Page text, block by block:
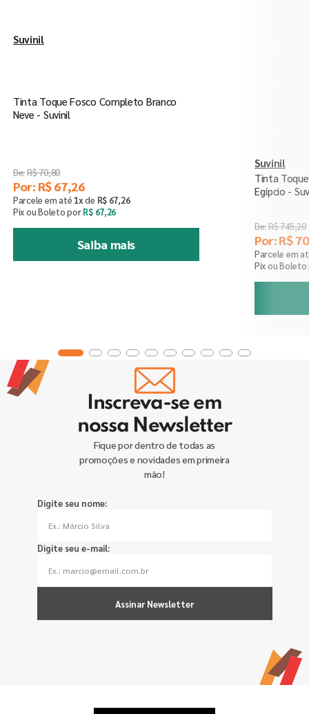
Suvinil
Tinta Toque Fosco Completo Branco
Neve - Suvinil
R$70,80
Por: R$67,26
Parcele em até 1xde R$ 67,26
Pix ou Boleto porR$ 67,26
Saiba mais
Suvinil
Tinta
Egípcio -
R$745,20
Por:R$
Parcele em
Pix ou
Inscreva-se em
nossa Newsletter
Fique por dentro de todas as
promoções e novidades em primeira
mão!
Digite seu nome:
Digite seu e-mail:
Assinar Newsletter